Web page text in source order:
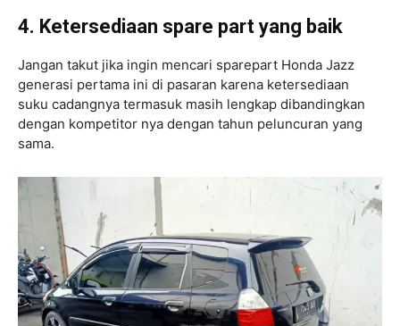
4. Ketersediaan spare part yang baik
Jangan takut jika ingin mencari sparepart Honda Jazz
generasi pertama ini di pasaran karena ketersediaan
suku cadangnya termasuk masih lengkap dibandingkan
dengan kompetitor nya dengan tahun peluncuran yang
sama.